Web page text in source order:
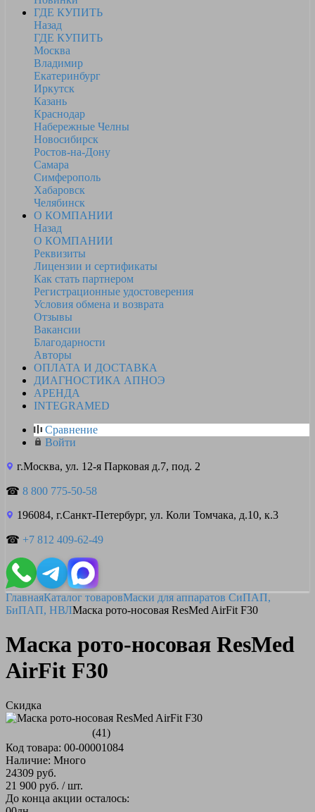
ГДЕ КУПИТЬ
Назад
ГДЕ КУПИТЬ
Москва
Владимир
Екатеринбург
Иркутск
Казань
Краснодар
Набережные Челны
Новосибирск
Ростов-на-Дону
Самара
Симферополь
Хабаровск
Челябинск
О КОМПАНИИ
Назад
О КОМПАНИИ
Реквизиты
Лицензии и сертификаты
Как стать партнером
Регистрационные удостоверения
Условия обмена и возврата
Отзывы
Вакансии
Благодарности
Авторы
ОПЛАТА И ДОСТАВКА
ДИАГНОСТИКА АПНОЭ
АРЕНДА
INTEGRAMED
Сравнение
Войти
г.Москва, ул. 12-я Парковая д.7, под. 2
☎ 8 800 775-50-58
196084, г.Санкт-Петербург, ул. Коли Томчака, д.10, к.3
☎ +7 812 409-62-49
ГлавнаяКаталог товаровМаски для аппаратов СиПАП,
БиПАП, НВЛМаска рото-носовая ResMed AirFit F30
Маска рото-носовая ResMed
AirFit F30
Скидка
(41)
Код товара: 00-00001084
Наличие: Много
24309 руб.
21 900 руб. / шт.
До конца акции осталось: